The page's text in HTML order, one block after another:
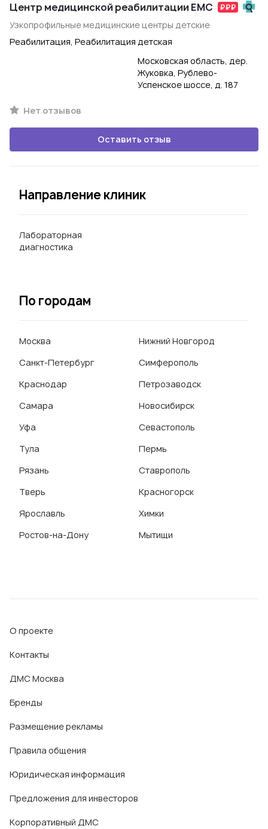
Центр медицинской реабилитации EMC
Узкопрофильные медицинские центры детские
Реабилитация, Реабилитация детская
Московская область, дер.
Жуковка, Рублево-
Успенское шоссе, д. 187
Нет отзывов
Оставить отзыв
Направление клиник
Лабораторная
диагностика
По городам
Москва
Санкт-Петербург
Краснодар
Самара
Уфа
Тула
Рязань
Тверь
Ярославль
Ростов-на-Дону
Нижний Новгород
Симферополь
Петрозаводск
Новосибирск
Севастополь
Пермь
Ставрополь
Красногорск
Химки
Мытищи
О проекте
Контакты
ДМС Москва
Бренды
Размещение рекламы
Правила общения
Юридическая информация
Предложения для инвесторов
Корпоративный ДМС